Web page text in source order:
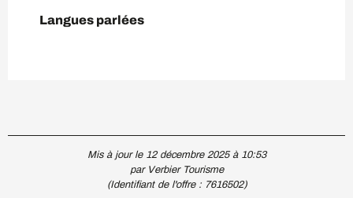
Langues parlées
Langues parlées
Mis à jour le 12 décembre 2025 à 10:53
par Verbier Tourisme
(Identifiant de l'offre : 7616502)